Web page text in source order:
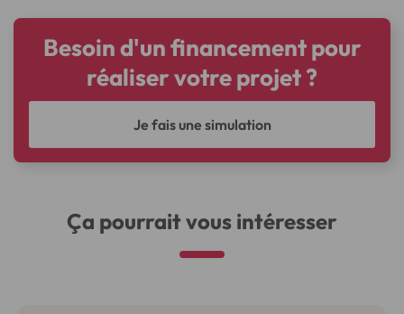
Besoin d'un financement pour
réaliser votre projet ?
Je fais une simulation
Ça pourrait vous intéresser